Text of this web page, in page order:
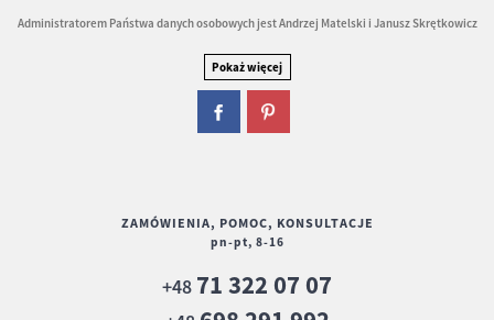
Administratorem Państwa danych osobowych jest Andrzej Matelski i Janusz Skrętkowicz
ZAMÓWIENIA, POMOC, KONSULTACJE
pn-pt, 8-16
+48 71 322 07 07